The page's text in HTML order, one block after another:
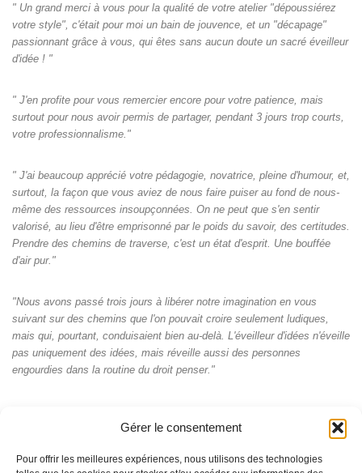
Gérer le consentement
Pour offrir les meilleures expériences, nous utilisons des technologies
" Un grand merci à vous pour la qualité de votre atelier "dépoussiérez
votre style", c'était pour moi un bain de jouvence, et un "décapage"
passionnant grâce à vous, qui êtes sans aucun doute un sacré éveilleur
d'idée ! "
" J'en profite pour vous remercier encore pour votre patience, mais
surtout pour nous avoir permis de partager, pendant 3 jours trop courts,
votre professionnalisme."
" J'ai beaucoup apprécié votre pédagogie, novatrice, pleine d'humour, et,
surtout, la façon que vous aviez de nous faire puiser au fond de nous-
même des ressources insoupçonnées. On ne peut que s'en sentir
valorisé, au lieu d'être emprisonné par le poids du savoir, des certitudes.
Prendre des chemins de traverse, c'est un état d'esprit. Une bouffée
d'air pur."
"Nous avons passé trois jours à libérer notre imagination en vous
suivant sur des chemins que l'on pouvait croire seulement ludiques,
mais qui, pourtant, conduisaient bien au-delà. L'éveilleur d'idées n'éveille
pas uniquement des idées, mais réveille aussi des personnes
engourdies dans la routine du droit penser."